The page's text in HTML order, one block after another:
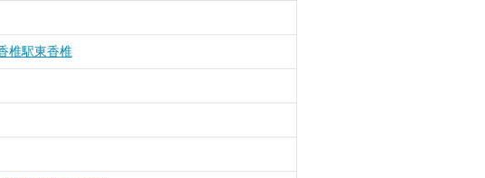
椎駅東香椎